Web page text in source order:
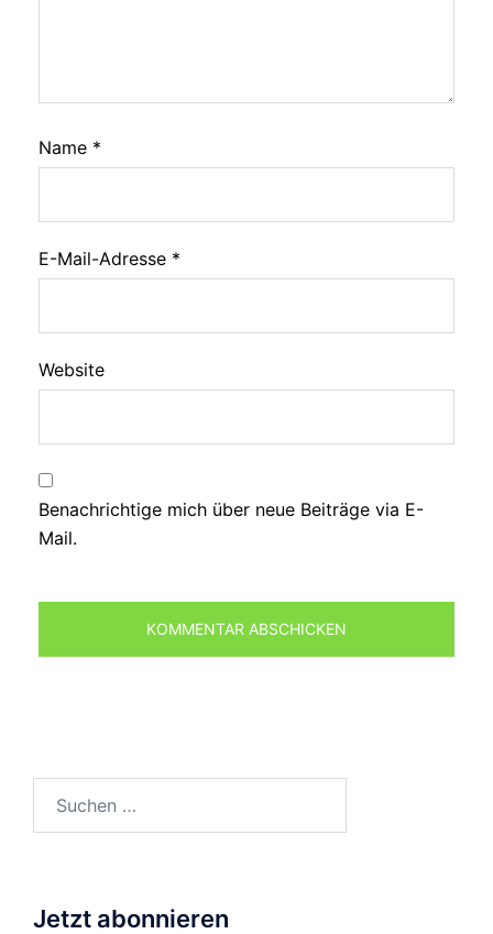
Name *
E-Mail-Adresse *
Website
Benachrichtige mich über neue Beiträge via E-
Mail.
nach:
Jetzt abonnieren